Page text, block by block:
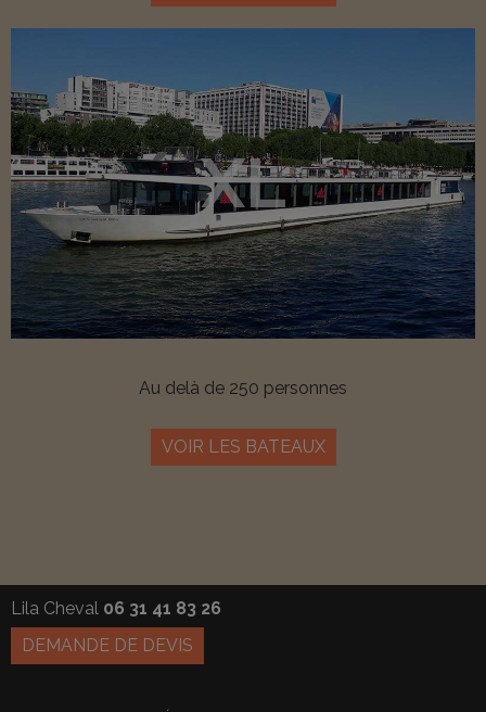
XL
Au delà de 250 personnes
VOIR LES BATEAUX
Lila Cheval 06 31 41 83 26
DEMANDE DE DEVIS